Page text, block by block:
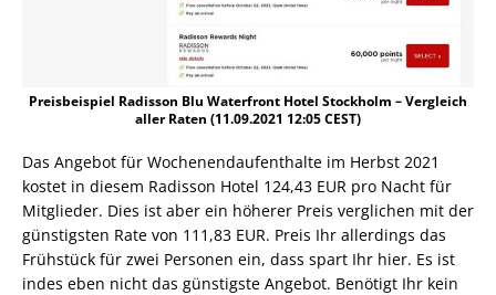
Preisbeispiel Radisson Blu Waterfront Hotel Stockholm – Vergleich
aller Raten (11.09.2021 12:05 CEST)
Das Angebot für Wochenendaufenthalte im Herbst 2021
kostet in diesem Radisson Hotel 124,43 EUR pro Nacht für
Mitglieder. Dies ist aber ein höherer Preis verglichen mit der
günstigsten Rate von 111,83 EUR. Preis Ihr allerdings das
Frühstück für zwei Personen ein, dass spart Ihr hier. Es ist
indes eben nicht das günstigste Angebot. Benötigt Ihr kein